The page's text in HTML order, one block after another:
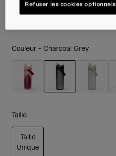
Price reduced from
19,99 €to13,99 €
Couleur - Charcoal Grey
Taille
Taille
Unique
Refuser les cookies optionnels